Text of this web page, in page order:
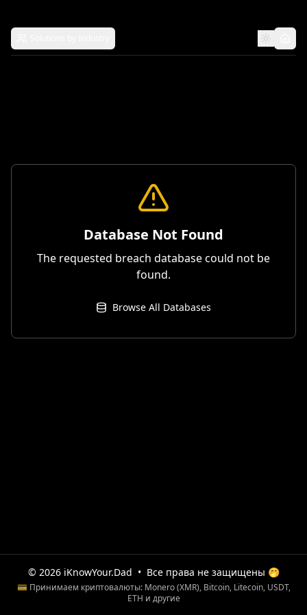
Database Not Found
The requested breach database could not be
found.
Browse All Databases
© 2026 iKnowYour.Dad • Все права не защищены 🤭
💳 Принимаем криптовалюты: Monero (XMR), Bitcoin, Litecoin, USDT,
ETH и другие